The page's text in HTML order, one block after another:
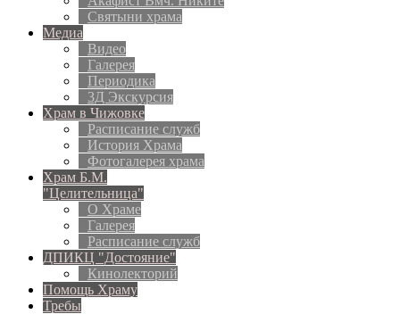
Святыни храма
Медиа
Видео
Галерея
Периодика
3Д Экскурсия
Храм в Чижовке
Расписание служб
История Храма
Фотогалерея храма
Храм Б.М.
"Целительница"
О Храме
Галерея
Расписание служб
ДПИКЦ "Достояние"
Кинолекторий
Помощь Храму
Требы